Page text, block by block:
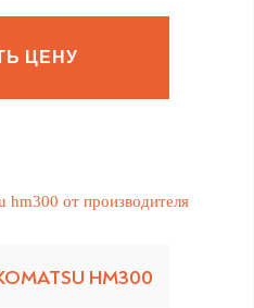
ЦЕНУ
HM300